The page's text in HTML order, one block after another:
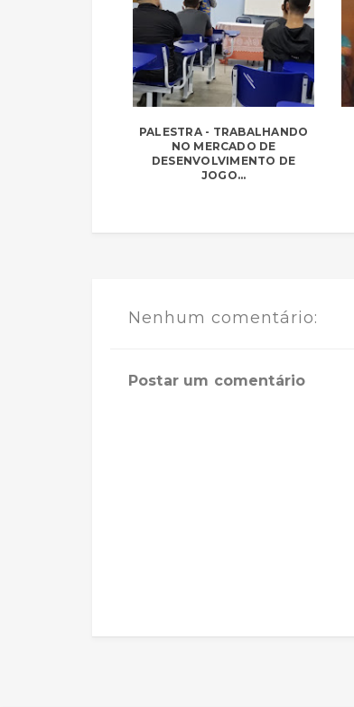
PALESTRA - TRABALHANDO
NO MERCADO DE
DESENVOLVIMENTO DE
JOGO...
Nenhum comentário:
Postar um comentário